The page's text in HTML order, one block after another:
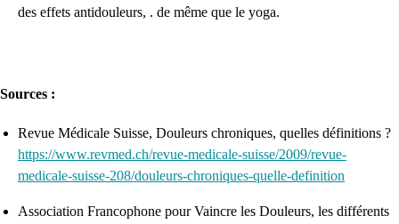
des effets antidouleurs, . de même que le yoga.
Sources :
Revue Médicale Suisse, Douleurs chroniques, quelles définitions ?
https://www.revmed.ch/revue-medicale-suisse/2009/revue-
medicale-suisse-208/douleurs-chroniques-quelle-definition
Association Francophone pour Vaincre les Douleurs, les différents